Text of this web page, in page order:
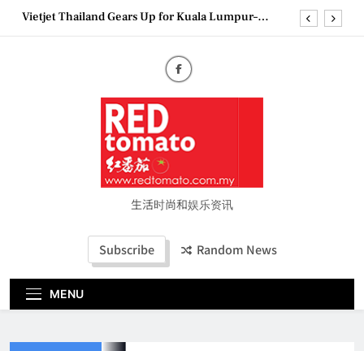
SkipVietjet Thailand Gears Up for Kuala Lumpur–
Couture Fashion Week Malaysia 2026– Press
MBEW 2026 Unites Global Stakeholders to Shape
the Future of Business Events
Vietjet Thailand Gears Up for Kuala Lumpur–
Bangkok Service Launch on9 October
Epson reinvents affordable printing with next-
generation EcoTank Series生活时尚和娱乐资讯
Subscribe Random News
MENU